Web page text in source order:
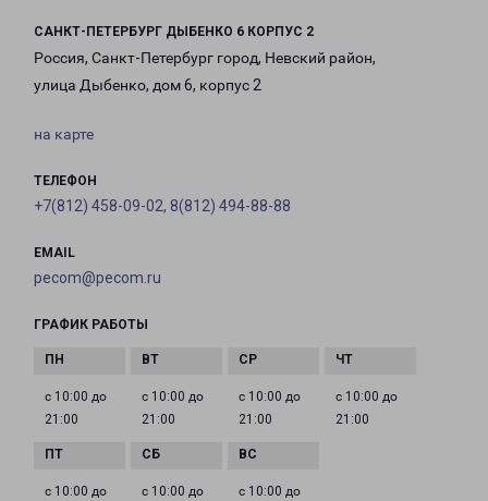
САНКТ-ПЕТЕРБУРГ ДЫБЕНКО 6 КОРПУС 2
Россия, Санкт-Петербург город, Невский район,
улица Дыбенко, дом 6, корпус 2
на карте
ТЕЛЕФОН
+7(812) 458-09-02, 8(812) 494-88-88
EMAIL
pecom@pecom.ru
ГРАФИК РАБОТЫ
с 10:00 до
21:00
с 10:00 до
21:00
с 10:00 до
21:00
с 10:00 до
21:00
с 10:00 до
с 10:00 до
с 10:00 до